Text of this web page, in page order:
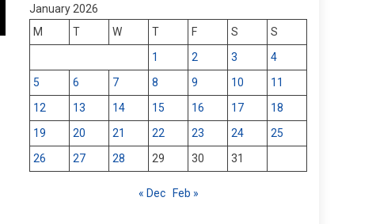
January 2026
M
T W T F S
S
1
2 3
4
5
6 7 8 9 10
11
12
13 14 15 16 17
18
19
20 21 22 23 24
25
26
27 28 29 30 31
« Dec Feb »